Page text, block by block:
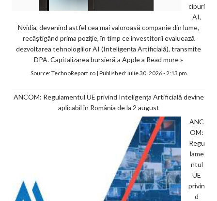
cipuri
AI,
Nvidia, devenind astfel cea mai valoroasă companie din lume,
recâștigând prima poziție, în timp ce investitorii evaluează
dezvoltarea tehnologiilor AI (Inteligența Artificială), transmite
DPA. Capitalizarea bursieră a Apple a Read more »
Source:TechnoReport.ro| Published:iulie 30, 2026 - 2:13 pm
ANCOM: Regulamentul UE privind Inteligența Artificială devine
aplicabil în România de la 2 august
ANC
OM:
Regu
lame
ntul
UE
privin
d